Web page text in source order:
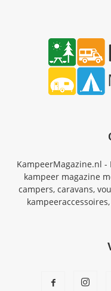
KampeerMagazine.nl
kampeer magazine
campers, caravans,